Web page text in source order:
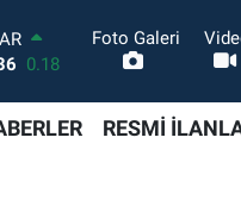
0.18
Foto Galeri
RESMİ